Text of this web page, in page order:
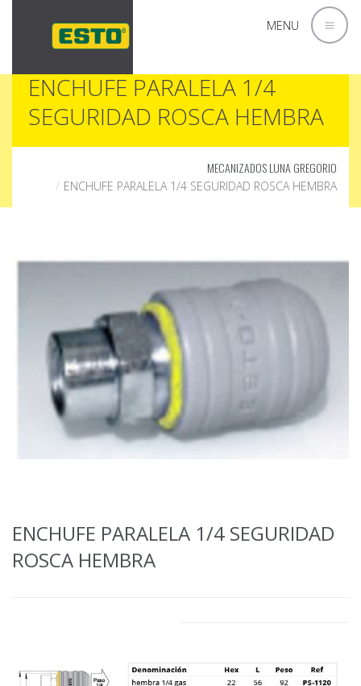
MENU
ENCHUFE PARALELA 1/4
SEGURIDAD ROSCA HEMBRA
MECANIZADOS LUNA GREGORIO
ENCHUFE PARALELA 1/4 SEGURIDAD ROSCA HEMBRA
ENCHUFE PARALELA 1/4 SEGURIDAD
ROSCA HEMBRA